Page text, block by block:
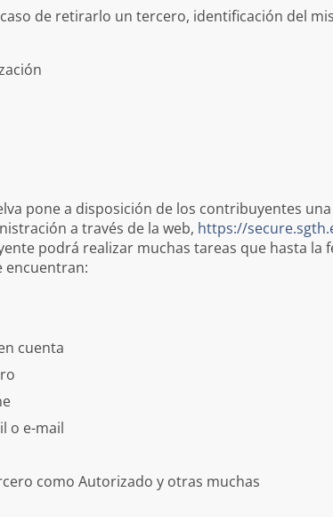
de retirarlo un tercero, identificación del
pone a disposición de los contribuyentes
a través de la web, https://
podrá realizar muchas tareas que hasta la
encuentran:
cuenta
o e-mail
como Autorizado y otras muchas